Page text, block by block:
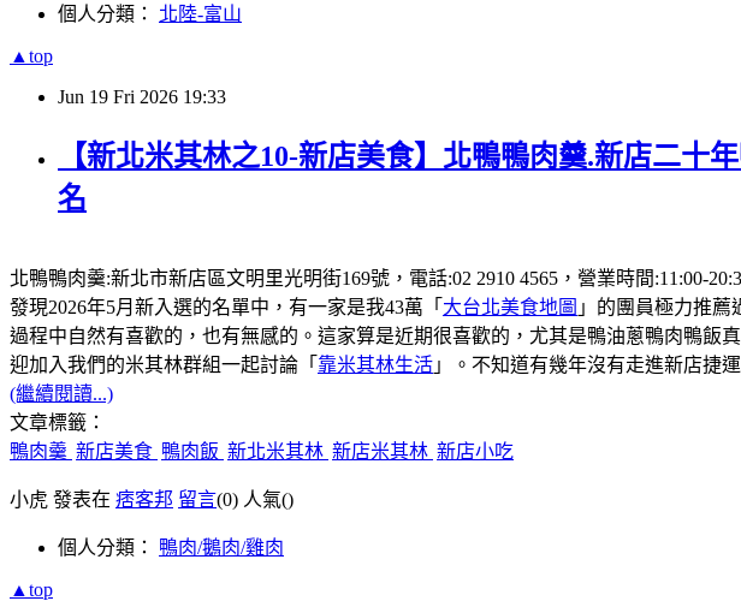
個人分類： 北陸-富山
▲top
Jun 19 Fri 2026 19:33
【新北米其林之10-新店美食】北鴨鴨肉羹.新店二十
名
北鴨鴨肉羹:新北市新店區文明里光明街169號，電話:02 2910 4565，營業時間:11:00-
發現2026年5月新入選的名單中，有一家是我43萬「 大台北美食地圖 」的團員極力推薦
過程中自然有喜歡的，也有無感的。這家算是近期很喜歡的，尤其是鴨油蔥鴨肉鴨飯
迎加入我們的米其林群組一起討論「 靠米其林生活 」。不知道有幾年沒有走進新店捷
(繼續閱讀...)
文章標籤：
鴨肉羹 新店美食 鴨肉飯 新北米其林 新店米其林 新店小吃
小虎 發表在 痞客邦 留言(0) 人氣()
個人分類： 鴨肉/鵝肉/雞肉
▲top